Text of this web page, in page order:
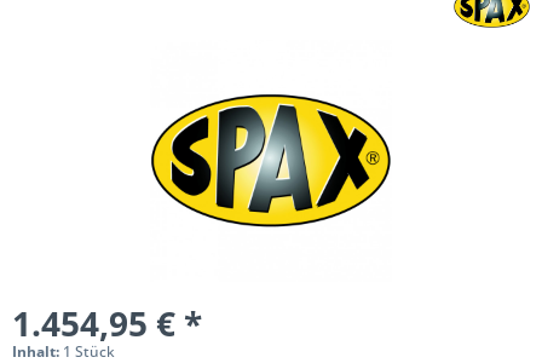
1.454,95 € *
Inhalt: 1 Stück